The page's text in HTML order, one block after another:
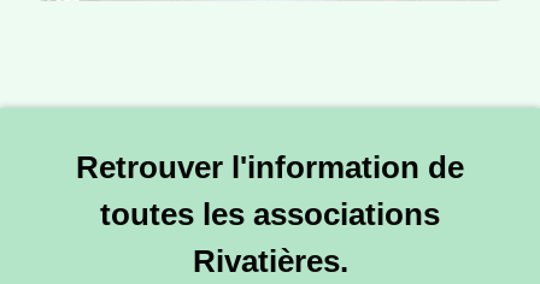
Retrouver l'information de
toutes les associations
Rivatières.